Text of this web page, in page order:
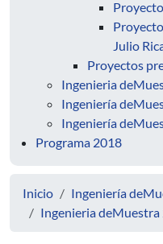
Julio
Proyectos
Ingenieria
Ingeniería
Ingeniería
Programa 2018
Inicio Ingeniería
Ingenieria deMuestra